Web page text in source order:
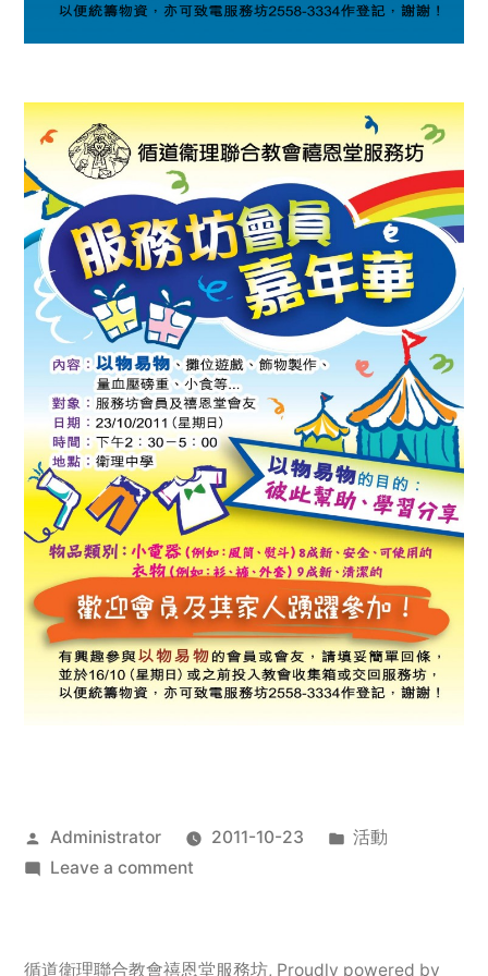
Posted
by
Administrator 2011-10-23
Posted
活動
Leave a commenton
服
循道衛理聯合教會禧恩堂服務坊, Proudly powered by